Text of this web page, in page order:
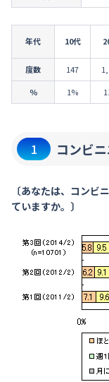
年代 10代
度数 147
％
1%
1 コンビ
〔あなたは、コンビ
ていますか。〕